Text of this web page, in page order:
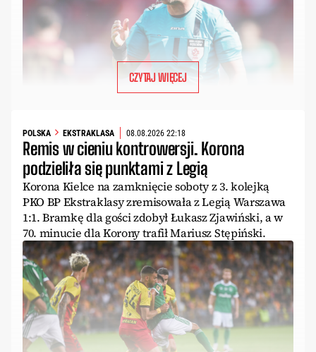
CZYTAJ WIĘCEJ
POLSKA EKSTRAKLASA 08.08.2026 22:18
Remis w cieniu kontrowersji. Korona
podzieliła się punktami z Legią
Korona Kielce na zamknięcie soboty z 3. kolejką
PKO BP Ekstraklasy zremisowała z Legią Warszawa
1:1. Bramkę dla gości zdobył Łukasz Zjawiński, a w
70. minucie dla Korony trafił Mariusz Stępiński.